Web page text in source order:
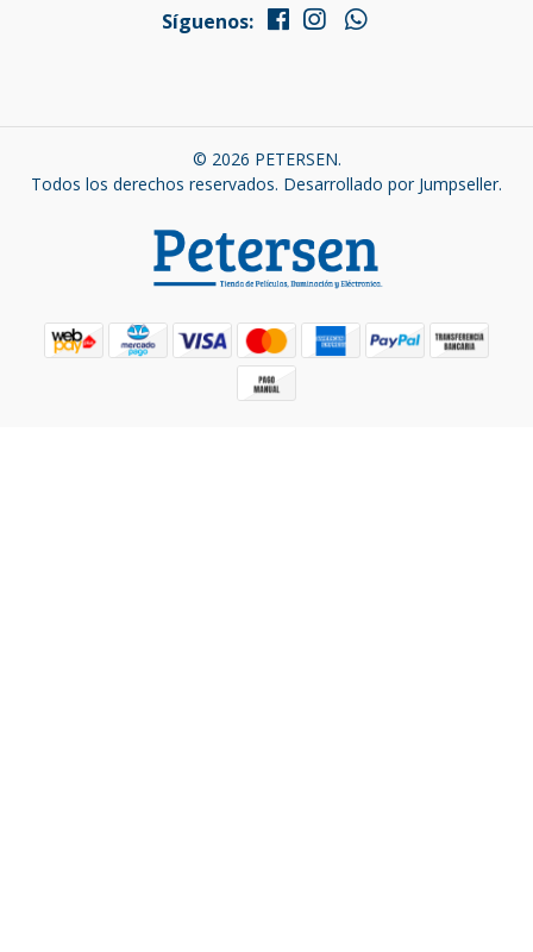
Síguenos:
© 2026 PETERSEN.
Todos los derechos reservados. Desarrollado por Jumpseller.